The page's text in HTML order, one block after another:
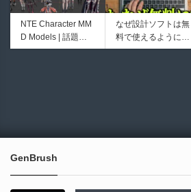
ロジーにも注目！
Bioform | 現役臨床
医の3DCGアーティ
ストが実際の解剖学
Unityエフェクトレ
シピブック パーツ
を組み合わせて作れ
NTE Character MM
D Models | 話題の
ゲーム『NTE（Nev
なぜ設計ソフトは無
料で使えるようにな
ったのか──3D-CA
能な伸縮式ライトセ
ーバーの開発メイキ
nderのドキュメン
GenBrush